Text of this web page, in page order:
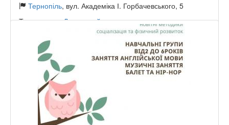
Тернопіль, вул. Академіка І. Горбачевського, 5
Тип садочку:Державний